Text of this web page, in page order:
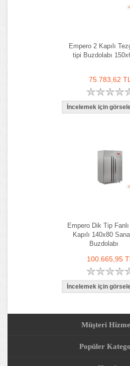
Empero 2 Kapılı
tipi Buzdolabı
75.783,62 TL
Empero Dik Tip
Kapılı 140x80
Buzdolabı
100.665,95
Müşteri
Popüler